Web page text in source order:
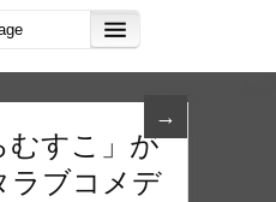
→
むすこ」が
ラブコメデ